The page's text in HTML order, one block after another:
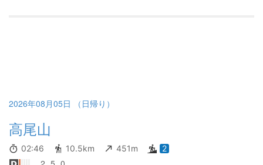
2026年08月05日 （日帰り）
高尾山
02:46 10.5km 451m 2